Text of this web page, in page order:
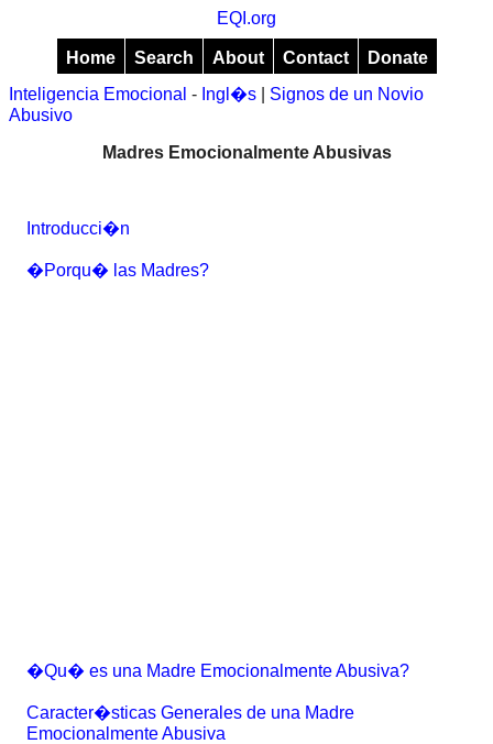
EQI.org
Home Search About Contact
Donate
Inteligencia Emocional - Ingl�s
Signos de un Novio
Abusivo
Madres Emocionalmente Abusivas
Introducci�n
�Porqu� las Madres?
�Qu� es una Madre Emocionalmente Abusiva?
Caracter�sticas Generales de una Madre
Emocionalmente Abusiva